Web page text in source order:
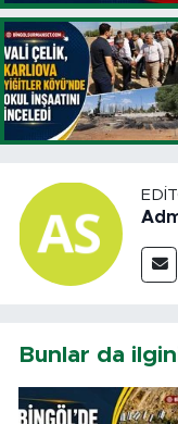
Bunlar da